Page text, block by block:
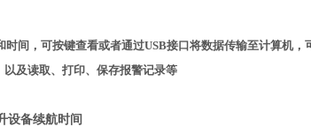
间，可按键查看或者通过USB接口将数据传输至计算机，
及读取、打印、保存报警记录等
设备续航时间